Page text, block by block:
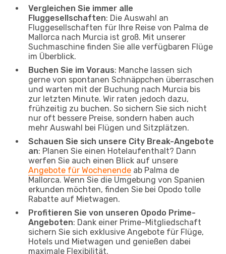
Vergleichen Sie immer alle
Fluggesellschaften: Die Auswahl an
Fluggesellschaften für Ihre Reise von Palma de
Mallorca nach Murcia ist groß. Mit unserer
Suchmaschine finden Sie alle verfügbaren Flüge
im Überblick.
Buchen Sie im Voraus: Manche lassen sich
gerne von spontanen Schnäppchen überraschen
und warten mit der Buchung nach Murcia bis
zur letzten Minute. Wir raten jedoch dazu,
frühzeitig zu buchen. So sichern Sie sich nicht
nur oft bessere Preise, sondern haben auch
mehr Auswahl bei Flügen und Sitzplätzen.
Schauen Sie sich unsere City Break-Angebote
an: Planen Sie einen Hotelaufenthalt? Dann
werfen Sie auch einen Blick auf unsere
Angebote für Wochenende ab Palma de
Mallorca. Wenn Sie die Umgebung von Spanien
erkunden möchten, finden Sie bei Opodo tolle
Rabatte auf Mietwagen.
Profitieren Sie von unseren Opodo Prime-
Angeboten: Dank einer Prime-Mitgliedschaft
sichern Sie sich exklusive Angebote für Flüge,
Hotels und Mietwagen und genießen dabei
maximale Flexibilität.